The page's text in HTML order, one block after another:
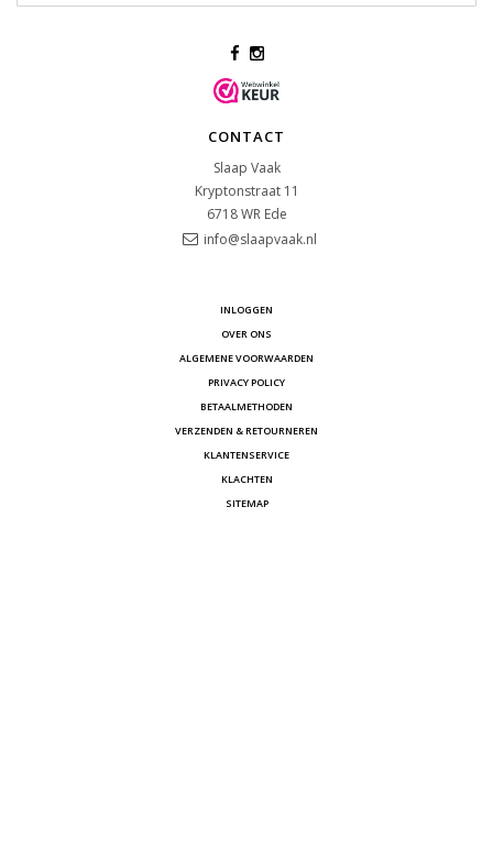
CONTACT
Slaap Vaak
Kryptonstraat 11
6718 WR Ede
info@slaapvaak.nl
INLOGGEN
OVER ONS
ALGEMENE VOORWAARDEN
PRIVACY POLICY
BETAALMETHODEN
VERZENDEN & RETOURNEREN
KLANTENSERVICE
KLACHTEN
SITEMAP